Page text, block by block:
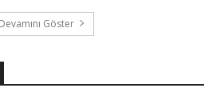
Devamını Göster